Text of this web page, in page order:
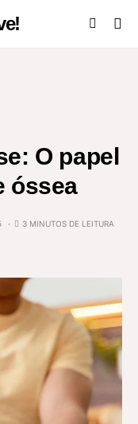
O papel
óssea
3 MINUTOS DE LEITURA